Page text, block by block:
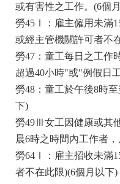
或有害性之工作。(6個
勞45Ⅰ：雇主僱用未滿
或經主管機關許可者不
勞47：童工每日之工作
超過40小時"或"例假日
勞48：童工於午後8時
下)
勞49Ⅲ女工因健康或其
晨6時之時間內工作者
勞64Ⅰ：雇主招收未滿
者不在此限)(6個月以下)